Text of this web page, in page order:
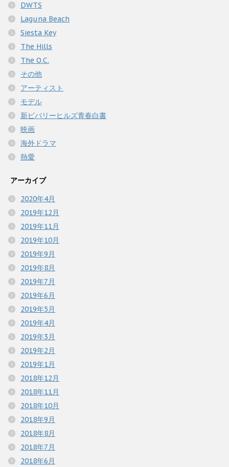
DWTS
Laguna Beach
Siesta Key
The Hills
The O.C.
その他
アーティスト
モデル
新ビバリーヒルズ青春白書
映画
海外ドラマ
熱愛
アーカイブ
2020年4月
2019年12月
2019年11月
2019年10月
2019年9月
2019年8月
2019年7月
2019年6月
2019年5月
2019年4月
2019年3月
2019年2月
2019年1月
2018年12月
2018年11月
2018年10月
2018年9月
2018年8月
2018年7月
2018年6月